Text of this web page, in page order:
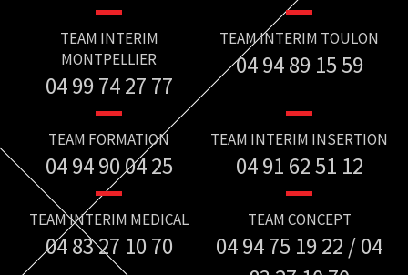
TEAM INTERIM
MONTPELLIER
04 99 74 27 77
TEAM INTERIM TOULON
04 94 89 15 59
TEAM FORMATION
04 94 90 04 25
TEAM INTERIM INSERTION
04 91 62 51 12
TEAM INTERIM MEDICAL
04 83 27 10 70
TEAM CONCEPT
04 94 75 19 22 / 04